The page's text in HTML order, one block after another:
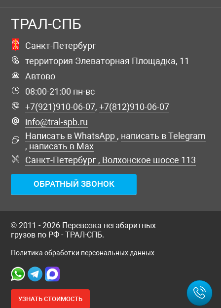
ТРАЛ-СПБ
Санкт-Петербург
территория Элеваторная Площадка, 11
Автово
08:00-21:00 пн-вс
+7(921)910-06-07,+7(812)910-06-07
info@tral-spb.ru
Написать в WhatsApp , написать в Telegram
, написать в Max
Санкт-Петербург , Волхонское шоссе 113
ОБРАТНЫЙ ЗВОНОК
© 2011 - 2026 Перевозка негабаритных
грузов по РФ - ТРАЛ-СПБ.
Политика обработки персональных данных
УЗНАТЬСТОИМОСТЬ